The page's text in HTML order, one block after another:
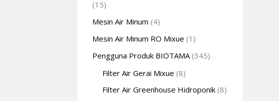
(15)
Mesin Air Minum (4)
Mesin Air Minum RO Mixue (1)
Pengguna Produk BIOTAMA (345)
Filter Air Gerai Mixue (8)
Filter Air Greenhouse Hidroponik (8)